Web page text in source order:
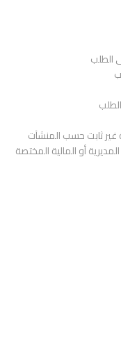
غير ثابت حسب المنشآت